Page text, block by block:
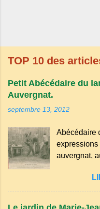
TOP 10 des
Petit Abécédaire du
Auvergnat.
septembre 13, 2012
Abécédaire
auvergnat,
certaines